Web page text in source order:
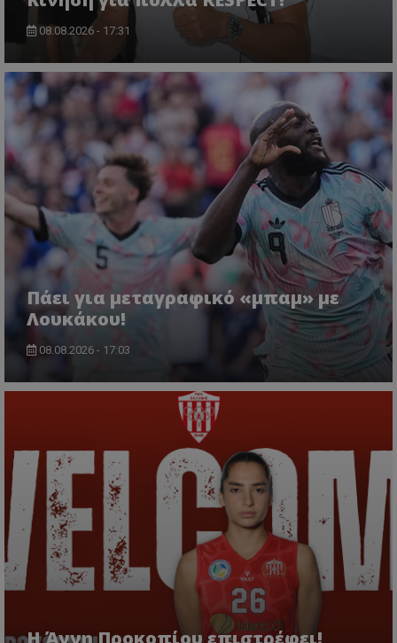
08.08.2026 - 17:31
Πάει για μεταγραφικό «μπαμ» με
Λουκάκου!
08.08.2026 - 17:03
Η Άννη Προκοπίου επιστρέφει!